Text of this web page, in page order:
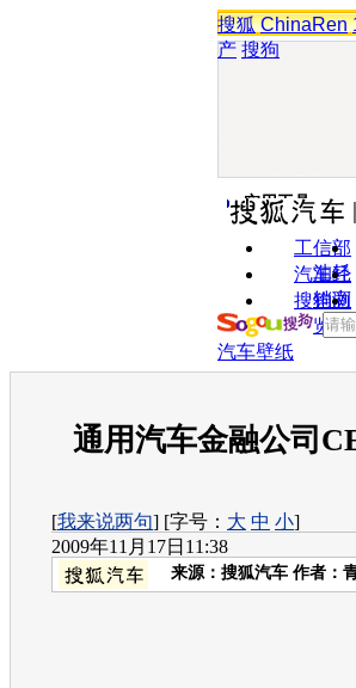
搜狐 ChinaRen
产 搜狗
实用工具
工信部
油耗
汽车经
销商
搜狗浏
览器
汽车壁纸
通用汽车金融公司
[我来说两句] [字号： 大 中 小]
2009年11月17日11:38
来源： 搜狐汽车 作者：